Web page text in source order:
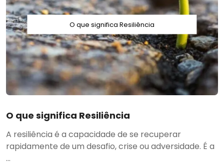
O que significa Resiliência
O que significa Resiliência
A resiliência é a capacidade de se recuperar
rapidamente de um desafio, crise ou adversidade. É a
...